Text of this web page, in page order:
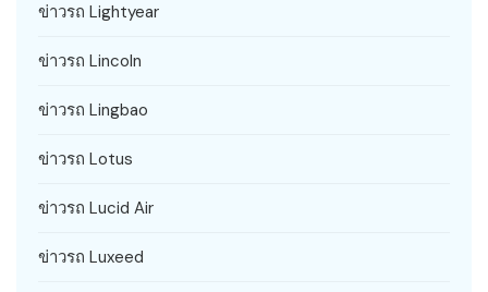
ข่าวรถ Lightyear
ข่าวรถ Lincoln
ข่าวรถ Lingbao
ข่าวรถ Lotus
ข่าวรถ Lucid Air
ข่าวรถ Luxeed